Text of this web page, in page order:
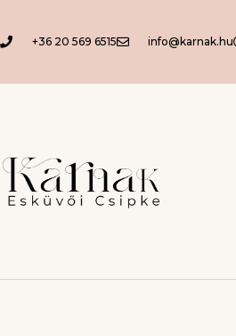
+36 20 569 6515 info@karnak.hu